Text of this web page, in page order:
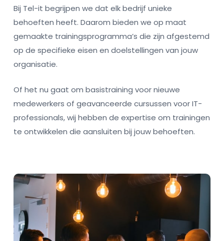
Bij Tel-it begrijpen we dat elk bedrijf unieke
behoeften heeft. Daarom bieden we op maat
gemaakte trainingsprogramma’s die zijn afgestemd
op de specifieke eisen en doelstellingen van jouw
organisatie.
Of het nu gaat om basistraining voor nieuwe
medewerkers of geavanceerde cursussen voor IT-
professionals, wij hebben de expertise om trainingen
te ontwikkelen die aansluiten bij jouw behoeften.